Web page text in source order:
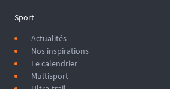
Sport
Actualités
Nos inspirations
Le calendrier
Multisport